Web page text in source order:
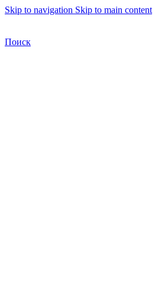
Skip to navigation Skip to main content
Поиск